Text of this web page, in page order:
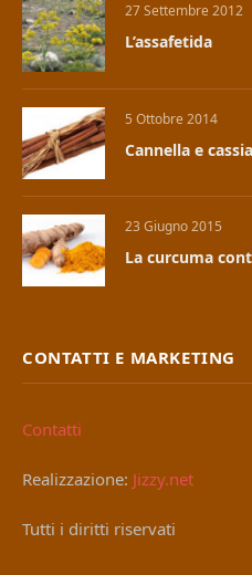
27 Settembre 2012
L’assafetida
5 Ottobre 2014
Cannella e cassia
23 Giugno 2015
La curcuma
CONTATTI E MARKETING
Contatti
Realizzazione: Jizzy.net
Tutti i diritti riservati